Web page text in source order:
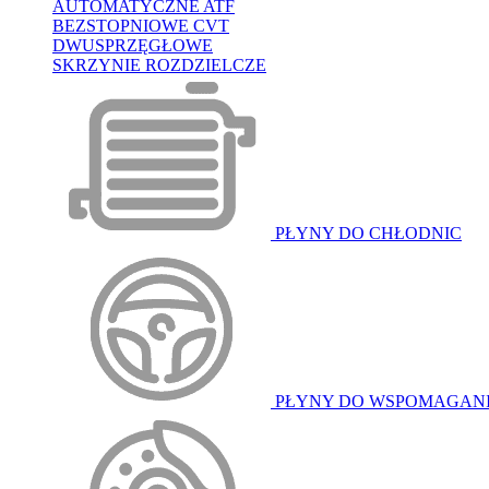
AUTOMATYCZNE ATF
BEZSTOPNIOWE CVT
DWUSPRZĘGŁOWE
SKRZYNIE ROZDZIELCZE
PŁYNY DO CHŁODNIC
PŁYNY DO